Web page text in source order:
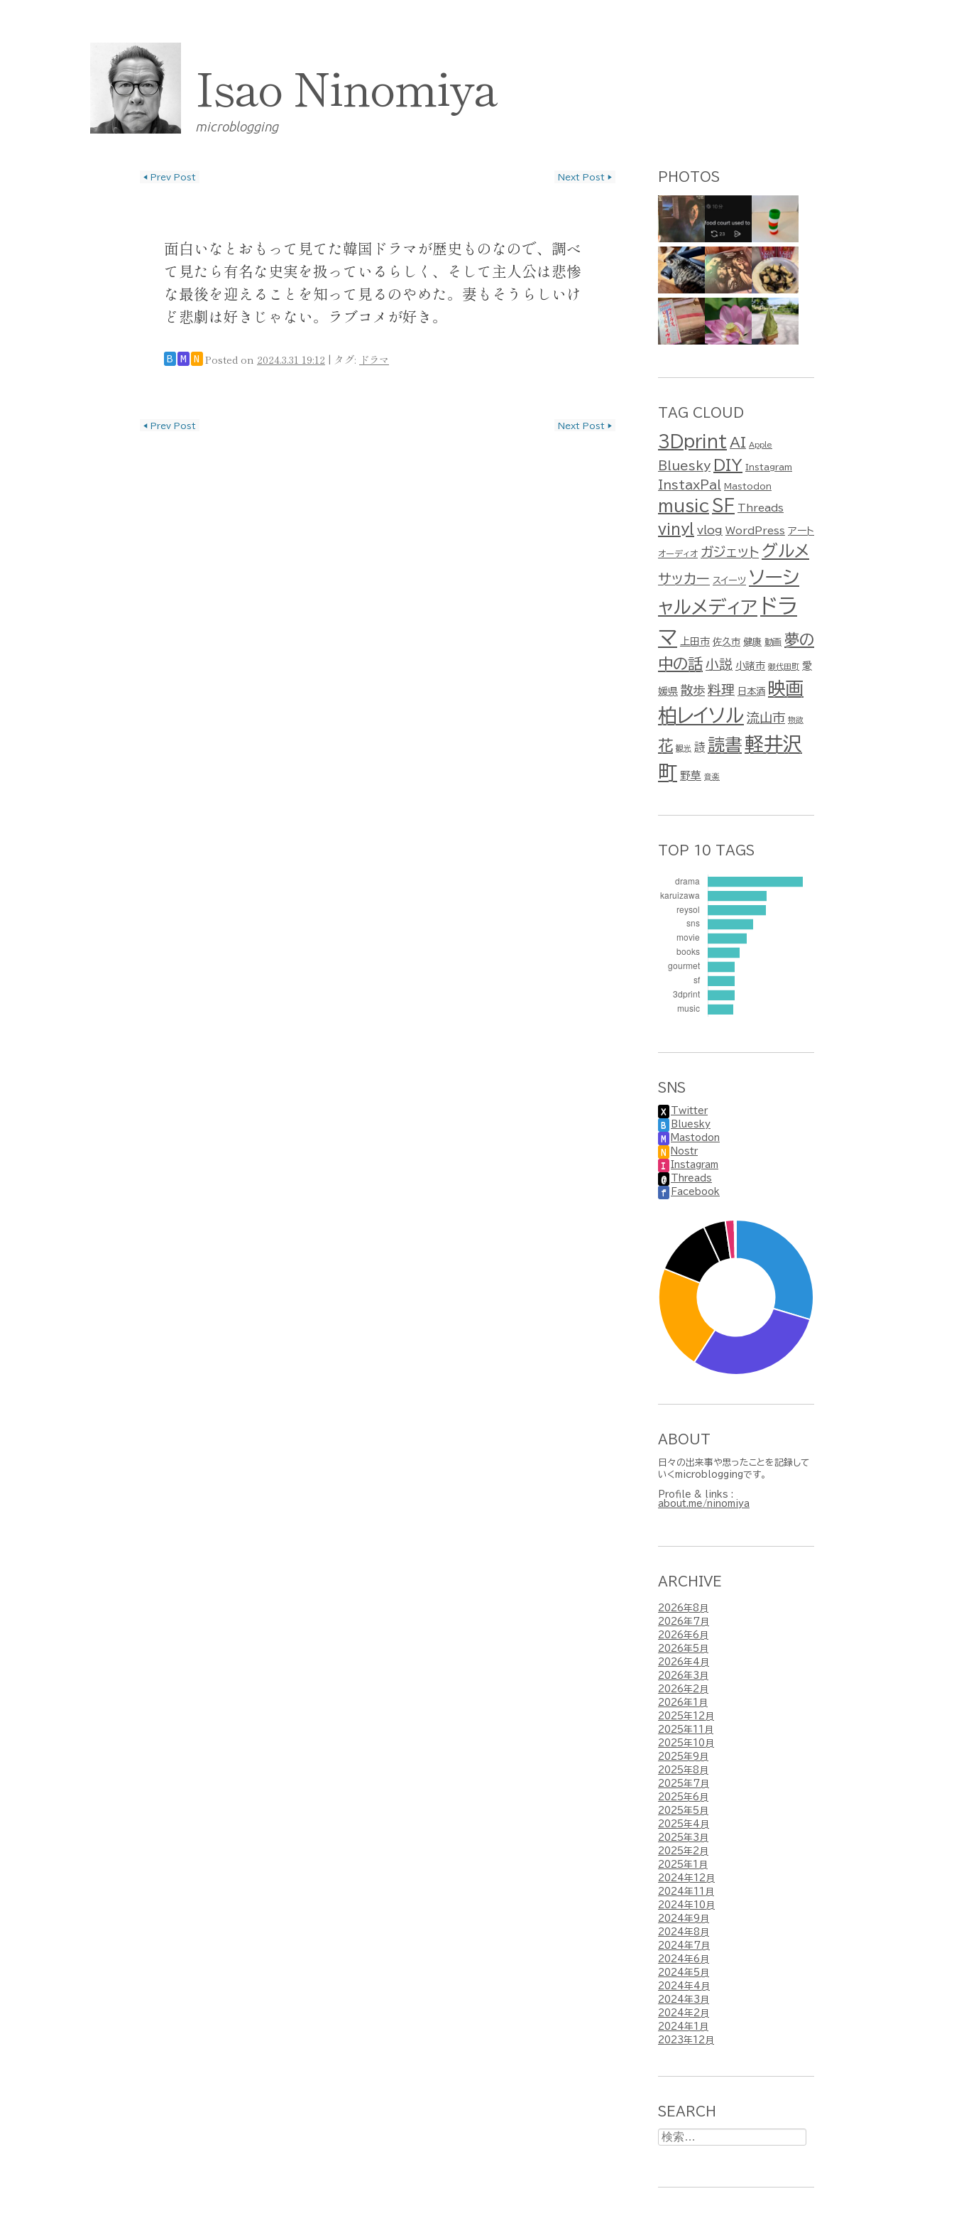
Isao Ninomiya
microblogging
◀ Prev Post Next Post ▶
面白いなとおもって見てた韓国ドラマが歴史ものなので、調べ
て見たら有名な史実を扱っているらしく、そして主人公は悲惨
な最後を迎えることを知って見るのやめた。妻もそうらしいけ
ど悲劇は好きじゃない。ラブコメが好き。
B M N Posted on 2024.3.31 19:12 | タグ: ドラマ
投稿ナビゲーション
◀ Prev Post Next Post ▶
PHOTOS
TAG CLOUD
3Dprint AI Apple
Bluesky DIY Instagram
InstaxPal Mastodon
music SF Threads
vinyl vlog WordPress アート
オーディオ ガジェット グルメ
サッカー スイーツ ソーシ
ャルメディア ドラ
マ
上田市 佐久市 健康 動画 夢の
中の話 小説 小諸市 御代田町 愛
媛県 散歩 料理 日本酒 映画
柏レイソル 流山市 物欲
花 観光 詩 読書軽井沢
町 野草 音楽
TOP 10 TAGS
SNS
X Twitter
B Bluesky
M Mastodon
N Nostr
I Instagram
@ Threads
f Facebook
ABOUT
日々の出来事や思ったことを記録して
いくmicrobloggingです。
Profile & links :
about.me/ninomiya
ARCHIVE
2026年8月
2026年7月
2026年6月
2026年5月
2026年4月
2026年3月
2026年2月
2026年1月
2025年12月
2025年11月
2025年10月
2025年9月
2025年8月
2025年7月
2025年6月
2025年5月
2025年4月
2025年3月
2025年2月
2025年1月
2024年12月
2024年11月
2024年10月
2024年9月
2024年8月
2024年7月
2024年6月
2024年5月
2024年4月
2024年3月
2024年2月
2024年1月
2023年12月
SEARCH
検
索: